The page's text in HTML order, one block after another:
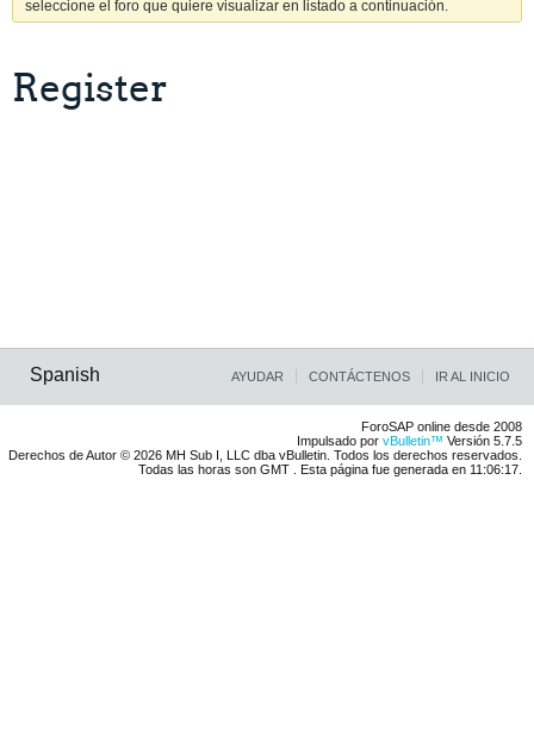
seleccione el foro que quiere visualizar en listado a continuación.
Register
Spanish AYUDAR CONTÁCTENOS IR AL INICIO
ForoSAP online desde 2008
Impulsado por vBulletin™ Versión 5.7.5
Derechos de Autor © 2026 MH Sub I, LLC dba vBulletin. Todos los derechos reservados.
Todas las horas son GMT . Esta página fue generada en 11:06:17.